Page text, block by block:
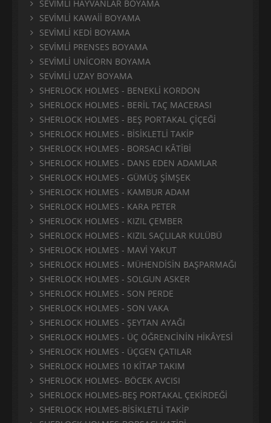
SEVİMLİ HAYVANLAR BOYAMA
SEVİMLİ KAWAİİ BOYAMA
SEVİMLİ KEDİ BOYAMA
SEVİMLİ PRENSES BOYAMA
SEVİMLİ UNİCORN BOYAMA
SEVİMLİ UZAY BOYAMA
SHERLOCK HOLMES - BENEKLİ KORDON
SHERLOCK HOLMES - BERİL TAÇ MACERASI
SHERLOCK HOLMES - BEŞ PORTAKAL ÇİÇEĞİ
SHERLOCK HOLMES - BİSİKLETLİ TAKİP
SHERLOCK HOLMES - BORSACI KÂTİBİ
SHERLOCK HOLMES - DANS EDEN ADAMLAR
SHERLOCK HOLMES - GÜMÜŞ ŞİMŞEK
SHERLOCK HOLMES - KAMBUR ADAM
SHERLOCK HOLMES - KARA PETER
SHERLOCK HOLMES - KIZIL ÇEMBER
SHERLOCK HOLMES - KIZIL SAÇLILAR KULÜBÜ
SHERLOCK HOLMES - MAVİ YAKUT
SHERLOCK HOLMES - MÜHENDİSİN BAŞPARMAĞI
SHERLOCK HOLMES - SOLGUN ASKER
SHERLOCK HOLMES - SON PERDE
SHERLOCK HOLMES - SON VAKA
SHERLOCK HOLMES - ŞEYTAN AYAĞI
SHERLOCK HOLMES - ÜÇ ÖĞRENCİNİN HİKÂYESİ
SHERLOCK HOLMES - ÜÇGEN ÇATILAR
SHERLOCK HOLMES 10 KİTAP TAKIM
SHERLOCK HOLMES- BÖCEK AVCISI
SHERLOCK HOLMES-BEŞ PORTAKAL ÇEKİRDEĞİ
SHERLOCK HOLMES-BİSİKLETLİ TAKİP